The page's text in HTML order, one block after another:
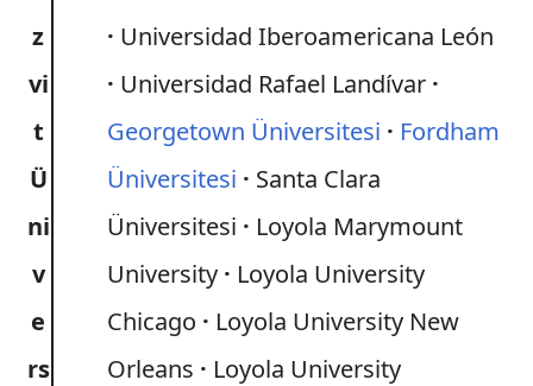
z
vi
t
Ü
ni
v
e
rs
Universidad Iberoamericana León
Universidad Rafael Landívar
Georgetown Üniversitesi
Fordham
Üniversitesi
Santa Clara
Üniversitesi
Loyola Marymount
University
Loyola University
Chicago
Loyola University New
Orleans
Loyola University